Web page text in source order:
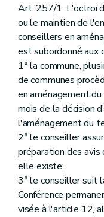
Art. 257/1. L'octroi
ou le maintien de
conseillers en
est subordonné aux
1° la commune,
de communes
en aménagement
mois de la décision
l'aménagement du
2° le conseiller
préparation des avis
elle existe;
3° le conseiller suit
Conférence
visée à l'article 12,